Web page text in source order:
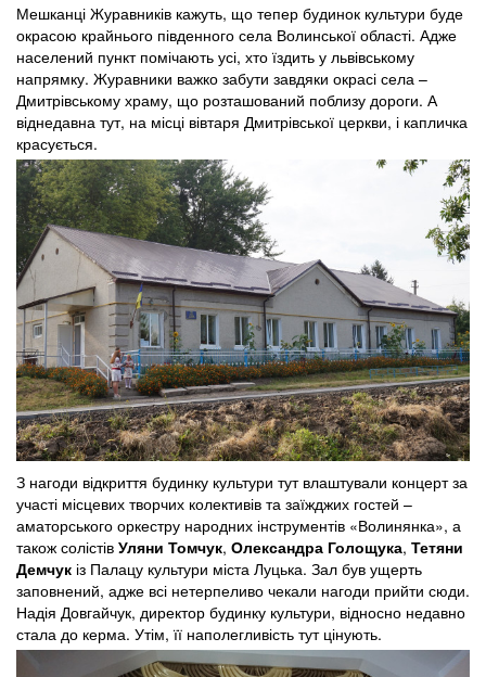
Мешканці Журавників кажуть, що тепер будинок культури буде
окрасою крайнього південного села Волинської області. Адже
населений пункт помічають усі, хто їздить у львівському
напрямку. Журавники важко забути завдяки окрасі села –
Дмитрівському храму, що розташований поблизу дороги. А
віднедавна тут, на місці вівтаря Дмитрівської церкви, і капличка
красується.
З нагоди відкриття будинку культури тут влаштували концерт за
участі місцевих творчих колективів та заїжджих гостей –
аматорського оркестру народних інструментів «Волинянка», а
також солістів Уляни Томчук, Олександра Голощука, Тетяни
Демчук із Палацу культури міста Луцька. Зал був ущерть
заповнений, адже всі нетерпеливо чекали нагоди прийти сюди.
Надія Довгайчук, директор будинку культури, відносно недавно
стала до керма. Утім, її наполегливість тут цінують.